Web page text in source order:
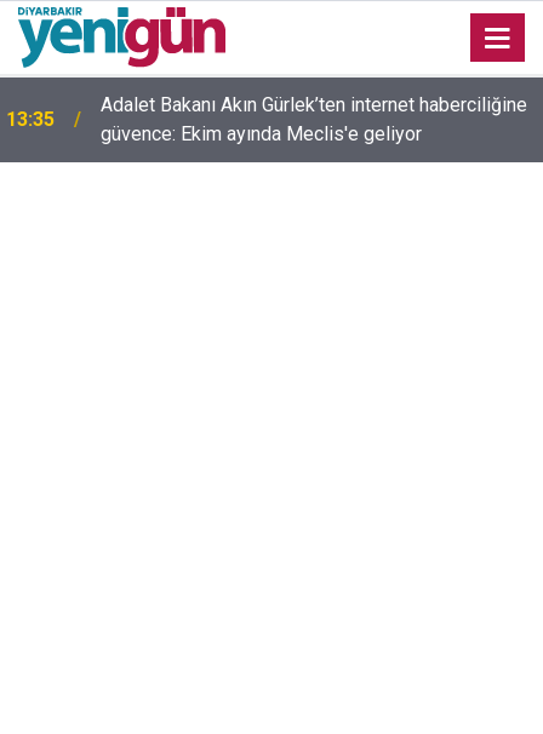
13:35
Adalet Bakanı Akın Gürlek’ten internet haberciliğine
güvence: Ekim ayında Meclis'e geliyor